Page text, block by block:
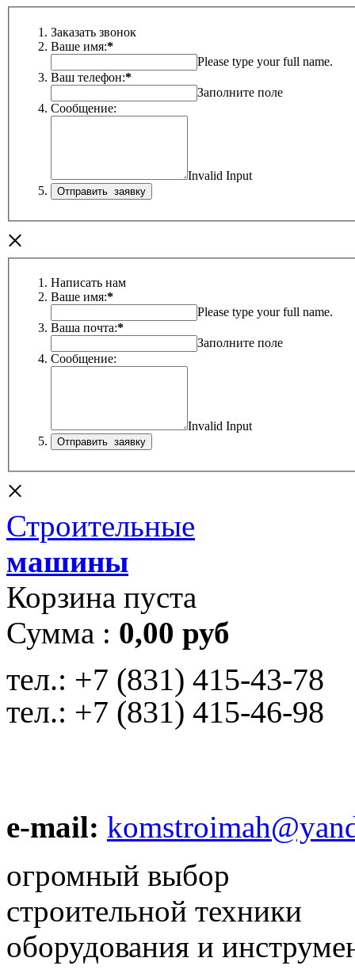
Заказать звонок
Ваше имя:*
Please type your full name.
Ваш телефон:*
Заполните поле
Сообщение:
Invalid Input
×
Написать нам
Ваше имя:*
Please type your full name.
Ваша почта:*
Заполните поле
Сообщение:
Invalid Input
×
Строительные
машины
Корзина пуста
Сумма : 0,00 руб
тел.: +7 (831) 415-43-78
тел.: +7 (831) 415-46-98
e-mail:
огромный выбор
строительной техники
оборудования и